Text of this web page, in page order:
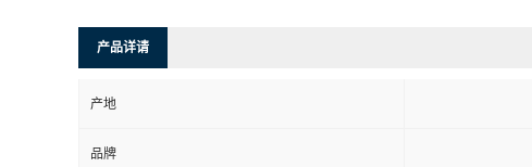
产品详请
产地
品牌